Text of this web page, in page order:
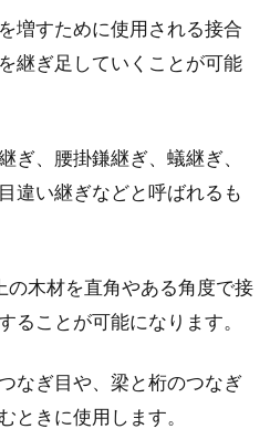
増すために使用される接合
継ぎ足していくことが可能
ぎ、腰掛鎌継ぎ、蟻継ぎ、
違い継ぎなどと呼ばれるも
の木材を直角やある角度で接
ることが可能になります。
なぎ目や、梁と桁のつなぎ
ときに使用します。